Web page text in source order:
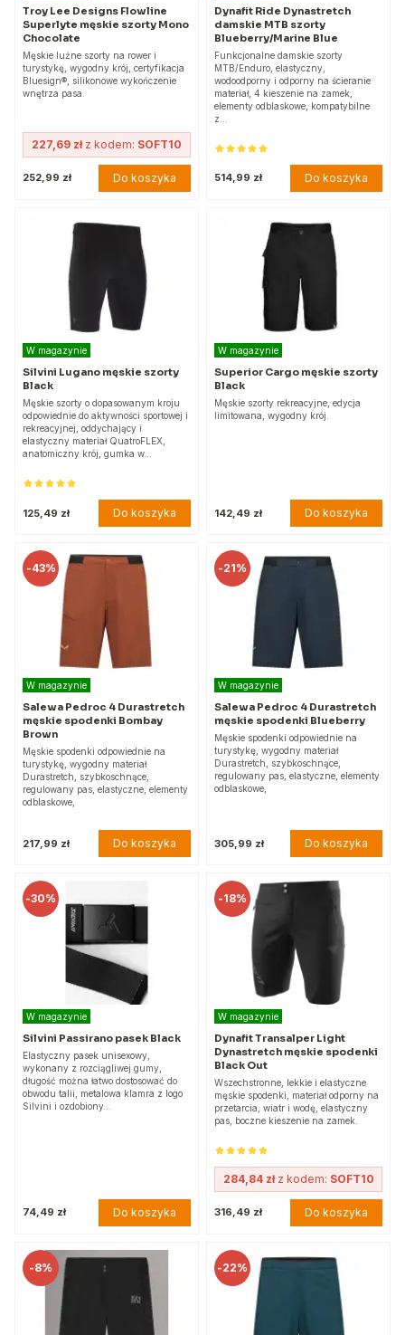
Troy Lee Designs Flowline
Superlyte męskie szorty Mono
Chocolate
Męskie luźne szorty na rower i
turystykę, wygodny krój, certyfikacja
Bluesign®, silikonowe wykończenie
wnętrza pasa.
227,69 złz kodem: SOFT10
252,99 zł Do koszyka
Dynafit Ride Dynastretch
damskie MTB szorty
Blueberry/Marine Blue
Funkcjonalne damskie szorty
MTB/Enduro, elastyczny,
wodoodporny i odporny na ścieranie
materiał, 4 kieszenie na zamek,
elementy odblaskowe, kompatybilne
z…
514,99 zł Do koszyka
W magazynie
Silvini Lugano męskie szorty
Black
Męskie szorty o dopasowanym kroju
odpowiednie do aktywności sportowej i
rekreacyjnej, oddychający i
elastyczny materiał QuatroFLEX,
anatomiczny krój, gumka w…
125,49 zł Do koszyka
W magazynie
Superior Cargo męskie szorty
Black
Męskie szorty rekreacyjne, edycja
limitowana, wygodny krój.
142,49 zł Do koszyka
-43%
W magazynie
Salewa Pedroc 4 Durastretch
męskie spodenki Bombay
Brown
Męskie spodenki odpowiednie na
turystykę, wygodny materiał
Durastretch, szybkoschnące,
regulowany pas, elastyczne, elementy
odblaskowe,
217,99 zł Do koszyka
-21%
W magazynie
Salewa Pedroc 4 Durastretch
męskie spodenki Blueberry
Męskie spodenki odpowiednie na
turystykę, wygodny materiał
Durastretch, szybkoschnące,
regulowany pas, elastyczne, elementy
odblaskowe,
305,99 zł Do koszyka
-30%
W magazynie
Silvini Passirano pasek Black
Elastyczny pasek unisexowy,
wykonany z rozciągliwej gumy,
długość można łatwo dostosować do
obwodu talii, metalowa klamra z logo
Silvini i ozdobiony…
74,49 zł Do koszyka
-18%
W magazynie
Dynafit Transalper Light
Dynastretch męskie spodenki
Black Out
Wszechstronne, lekkie i elastyczne
męskie spodenki, materiał odporny na
przetarcia, wiatr i wodę, elastyczny
pas, boczne kieszenie na zamek.
284,84 złz kodem: SOFT10
316,49 zł Do koszyka
-8% -22%